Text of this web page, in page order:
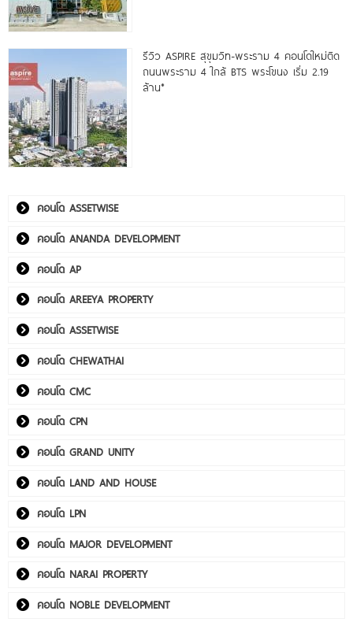
รีวิว ASPIRE สุขุมวิท-พระราม 4 คอนโดใหม่ติด
ถนนพระราม 4 ใกล้ BTS พระโขนง เริ่ม 2.19
ล้าน*
คอนโด ASSETWISE
คอนโด ANANDA DEVELOPMENT
คอนโด AP
คอนโด AREEYA PROPERTY
คอนโด ASSETWISE
คอนโด CHEWATHAI
คอนโด CMC
คอนโด CPN
คอนโด GRAND UNITY
คอนโด LAND AND HOUSE
คอนโด LPN
คอนโด MAJOR DEVELOPMENT
คอนโด NARAI PROPERTY
คอนโด NOBLE DEVELOPMENT